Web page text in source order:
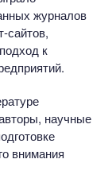
журналов
сайтов,
к
научные
внимания